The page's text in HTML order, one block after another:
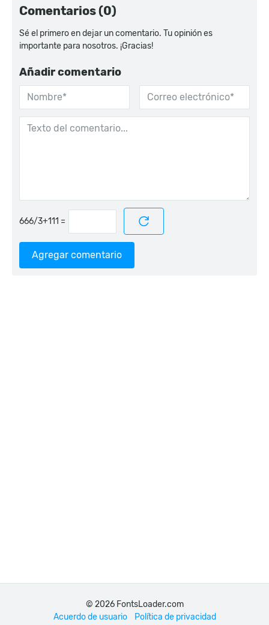
Comentarios (0)
Sé el primero en dejar un comentario. Tu opinión es
importante para nosotros. ¡Gracias!
Añadir comentario
=
Agregar comentario
© 2026 FontsLoader.com
Acuerdo de usuario
Política de privacidad